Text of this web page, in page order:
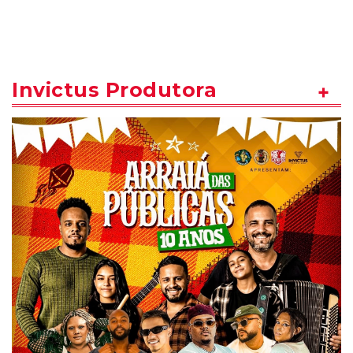
Invictus Produtora